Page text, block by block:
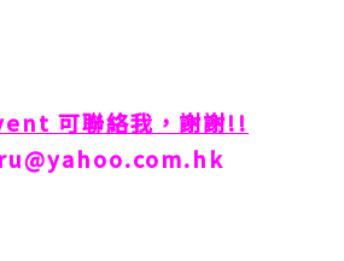
可聯絡我，謝謝!!